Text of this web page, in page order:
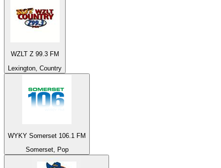
WZLT Z 99.3 FM
Lexington, Country
WYKY Somerset 106.1 FM
Somerset, Pop